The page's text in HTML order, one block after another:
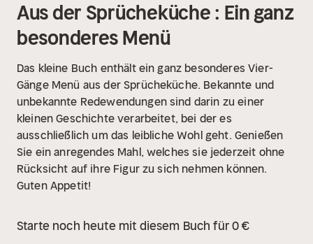
Aus der Sprücheküche : Ein ganz
besonderes Menü
Das kleine Buch enthält ein ganz besonderes Vier-
Gänge Menü aus der Sprücheküche. Bekannte und
unbekannte Redewendungen sind darin zu einer
kleinen Geschichte verarbeitet, bei der es
ausschließlich um das leibliche Wohl geht. Genießen
Sie ein anregendes Mahl, welches sie jederzeit ohne
Rücksicht auf ihre Figur zu sich nehmen können.
Guten Appetit!
Starte noch heute mit diesem Buch für 0 €